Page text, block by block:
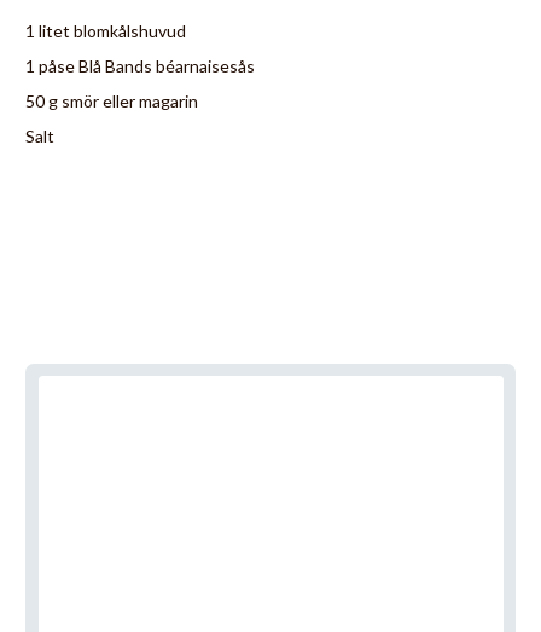
1 litet blomkålshuvud
1 påse Blå Bands béarnaisesås
50 g smör eller magarin
Salt